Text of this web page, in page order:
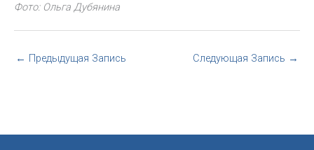
Фото: Ольга Дубянина
← Предыдущая Запись Следующая Запись →